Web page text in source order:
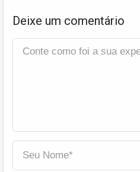
Deixe um comentário